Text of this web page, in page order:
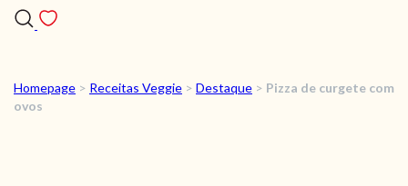
RECEITAS
Homepage > Receitas Veggie > Destaque > Pizza de curgete com
ovos